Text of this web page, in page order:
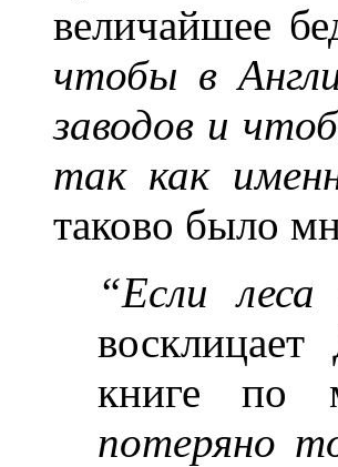
величайшее
чтобы в
заводов и
так как
таково было
“Если
книге по
потеряно